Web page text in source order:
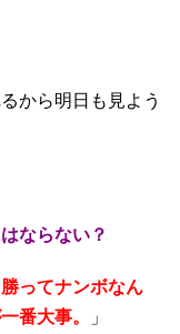
から明日も見よう
ならない？
ってナンボなん
番大事。
」